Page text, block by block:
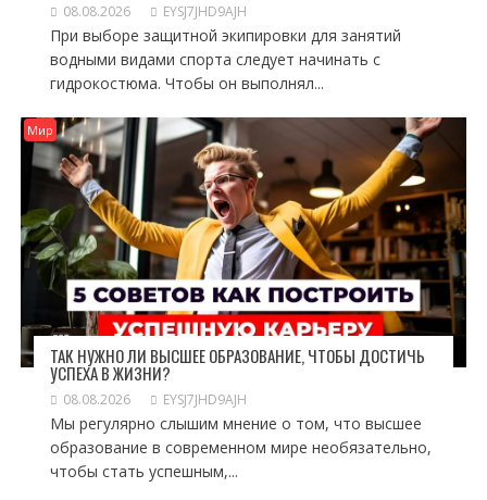
08.08.2026 EYSJ7JHD9AJH
При выборе защитной экипировки для занятий
водными видами спорта следует начинать с
гидрокостюма. Чтобы он выполнял...
Мир
ТАК НУЖНО ЛИ ВЫСШЕЕ ОБРАЗОВАНИЕ, ЧТОБЫ ДОСТИЧЬ
УСПЕХА В ЖИЗНИ?
08.08.2026 EYSJ7JHD9AJH
Мы регулярно слышим мнение о том, что высшее
образование в современном мире необязательно,
чтобы стать успешным,...